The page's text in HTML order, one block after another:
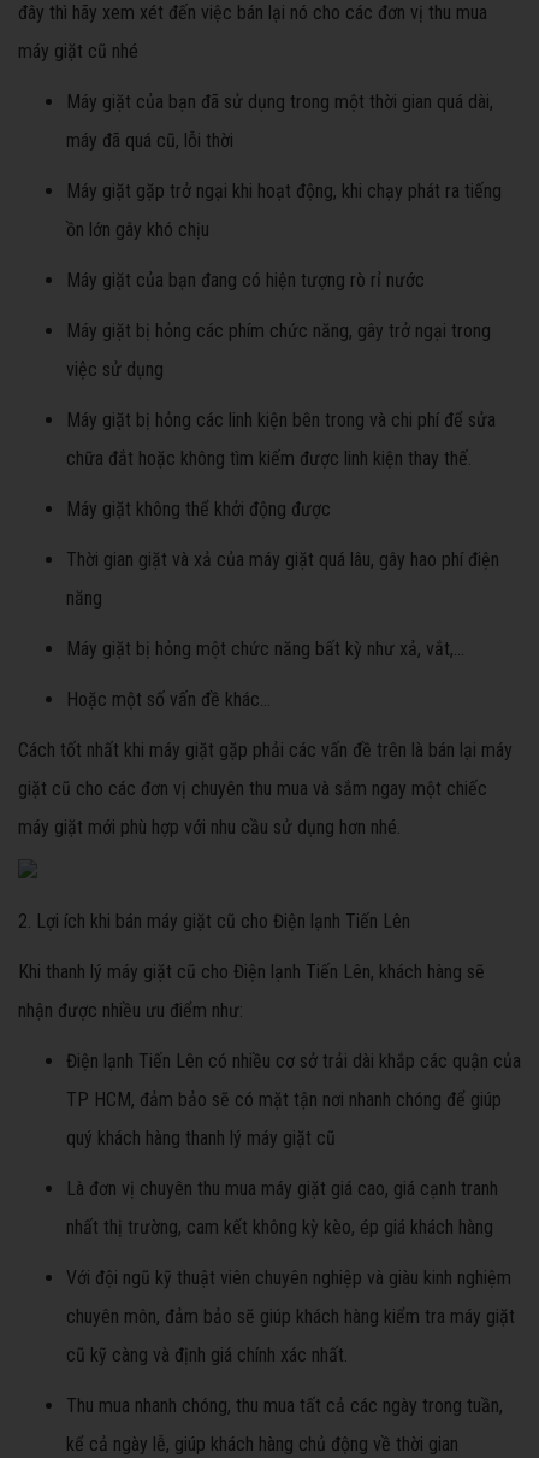
đây thì hãy xem xét đến việc bán lại nó cho các đơn vị thu mua
máy giặt cũ nhé
Máy giặt của bạn đã sử dụng trong một thời gian quá dài,
máy đã quá cũ, lỗi thời
Máy giặt gặp trở ngại khi hoạt động, khi chạy phát ra tiếng
ồn lớn gây khó chịu
Máy giặt của bạn đang có hiện tượng rò rỉ nước
Máy giặt bị hỏng các phím chức năng, gây trở ngại trong
việc sử dụng
Máy giặt bị hỏng các linh kiện bên trong và chi phí để sửa
chữa đắt hoặc không tìm kiếm được linh kiện thay thế.
Máy giặt không thể khởi động được
Thời gian giặt và xả của máy giặt quá lâu, gây hao phí điện
năng
Máy giặt bị hỏng một chức năng bất kỳ như xả, vắt,...
Hoặc một số vấn đề khác...
Cách tốt nhất khi máy giặt gặp phải các vấn đề trên là bán lại máy
giặt cũ cho các đơn vị chuyên thu mua và sắm ngay một chiếc
máy giặt mới phù hợp với nhu cầu sử dụng hơn nhé.
2. Lợi ích khi bán máy giặt cũ cho Điện lạnh Tiến Lên
Khi thanh lý máy giặt cũ cho Điện lạnh Tiến Lên, khách hàng sẽ
nhận được nhiều ưu điểm như:
Điện lạnh Tiến Lên có nhiều cơ sở trải dài khắp các quận của
TP HCM, đảm bảo sẽ có mặt tận nơi nhanh chóng để giúp
quý khách hàng thanh lý máy giặt cũ
Là đơn vị chuyên thu mua máy giặt giá cao, giá cạnh tranh
nhất thị trường, cam kết không kỳ kèo, ép giá khách hàng
Với đội ngũ kỹ thuật viên chuyên nghiệp và giàu kinh nghiệm
chuyên môn, đảm bảo sẽ giúp khách hàng kiểm tra máy giặt
cũ kỹ càng và định giá chính xác nhất.
Thu mua nhanh chóng, thu mua tất cả các ngày trong tuần,
kể cả ngày lễ, giúp khách hàng chủ động về thời gian